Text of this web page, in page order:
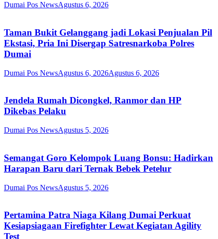
Dumai Pos NewsAgustus 6, 2026
Taman Bukit Gelanggang jadi Lokasi Penjualan Pil
Ekstasi, Pria Ini Disergap Satresnarkoba Polres
Dumai
Dumai Pos NewsAgustus 6, 2026Agustus 6, 2026
Jendela Rumah Dicongkel, Ranmor dan HP
Dikebas Pelaku
Dumai Pos NewsAgustus 5, 2026
Semangat Goro Kelompok Luang Bonsu: Hadirkan
Harapan Baru dari Ternak Bebek Petelur
Dumai Pos NewsAgustus 5, 2026
Pertamina Patra Niaga Kilang Dumai Perkuat
Kesiapsiagaan Firefighter Lewat Kegiatan Agility
Test